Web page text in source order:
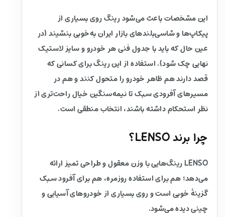
این مشخصات باعث می‌شود رینگ روی بسیاری از
پیکاپ‌ها و شاسی‌بلندهای بازار ایران به‌خوبی بنشیند (در
عین حال که باید با جدول فنی هر خودرو و سایز لاستیک
نهایی چک شود). استفاده از این رینگ برای کسانی که
قصد دارند هم ظاهر خودرو را متحول کنند و هم در
مسیرهای آفرودی سبک تا نیمه‌سنگین خیال راحت‌تری از
نظر استحکام داشته باشند، انتخاب منطقی است.
چرا برند LENSO؟
LENSO رینگ‌هایی با وزن معقول و طراحی تمیز ارائه
می‌دهد؛ هم برای استفاده روزمره، هم برای آفرود سبک
گزینهٔ خوبی است و روی بسیاری از خودروهای آسیایی و
چینی دیده می‌شود.